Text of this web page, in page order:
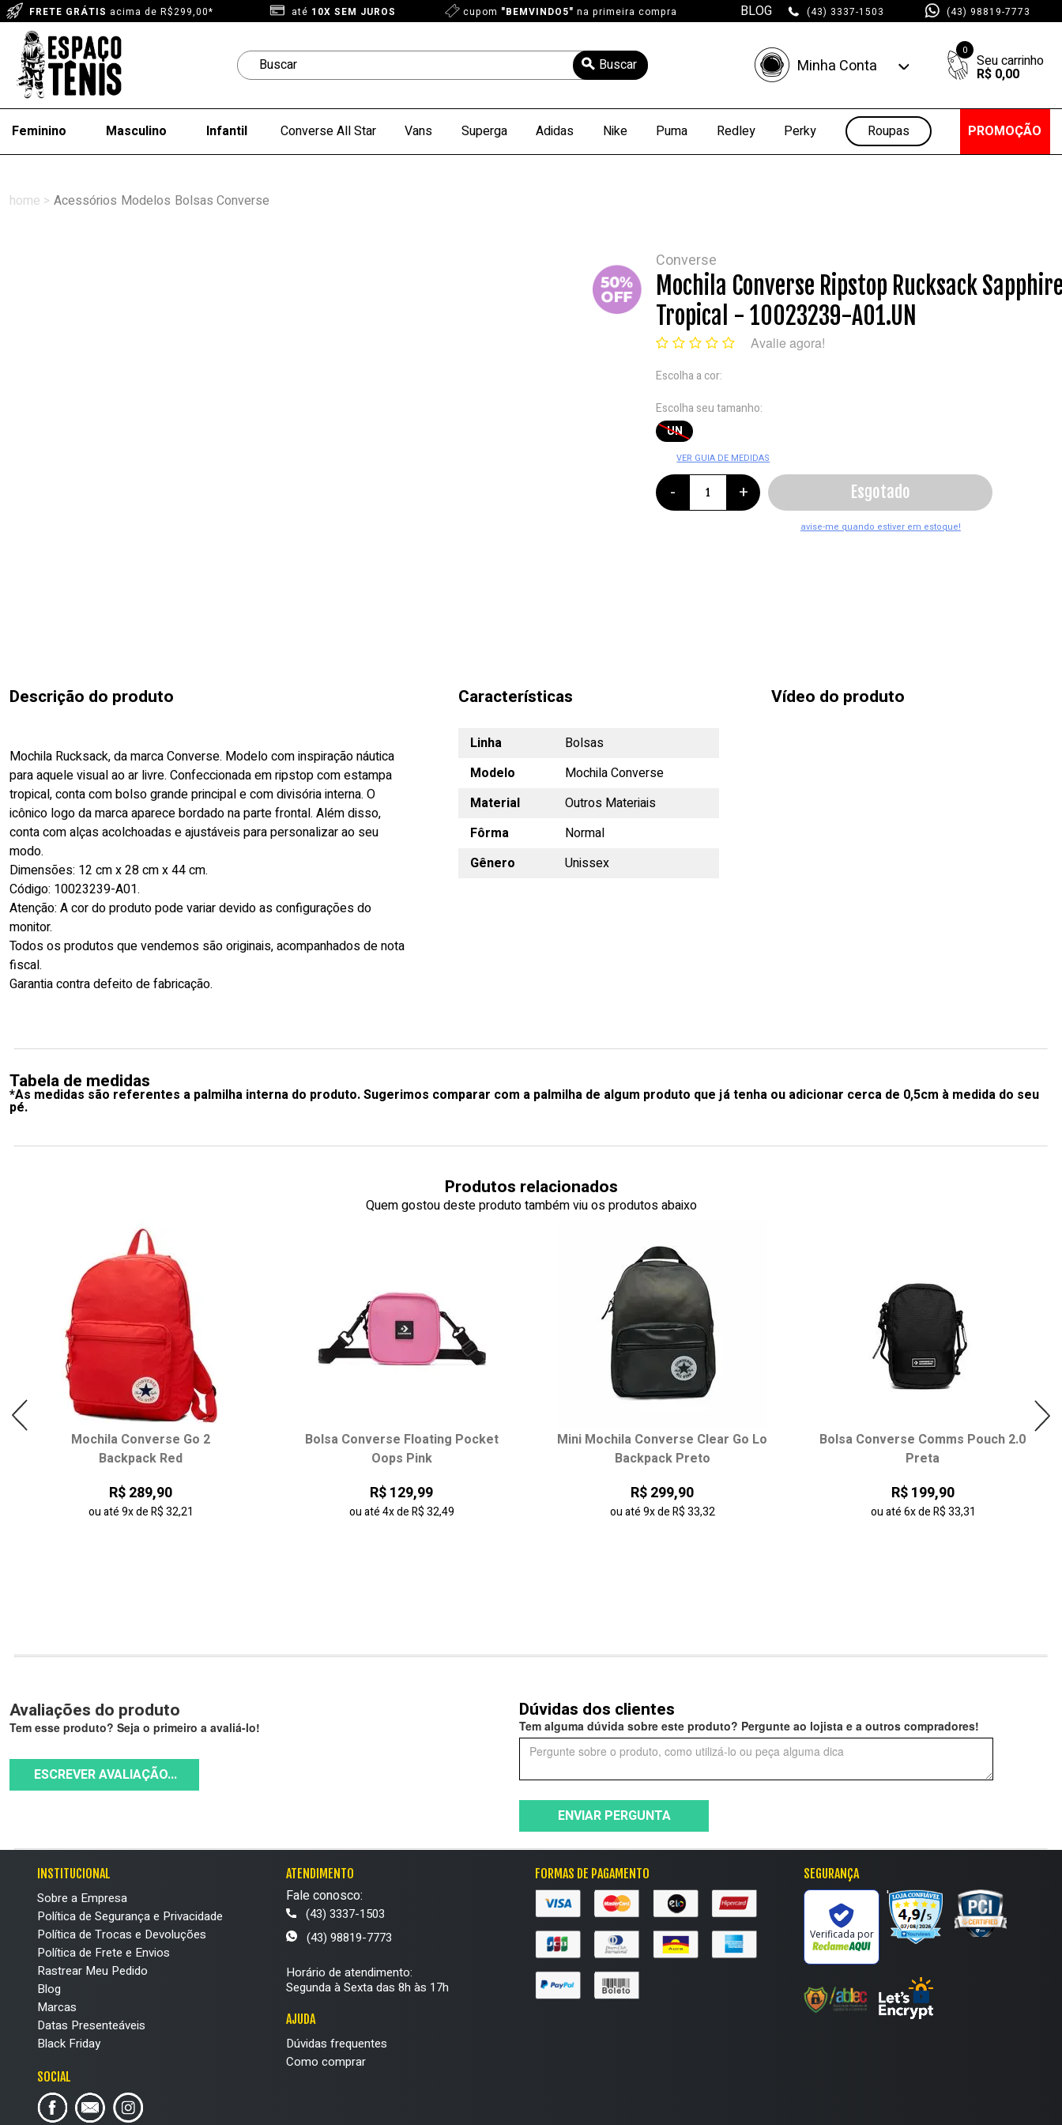
FRETE GRÁTIS acima de R$299,00* até 10X SEM JUROS cupom "BEMVINDO5" na primeira compra BLOG (43) 3337-1503 (43) 98819-7773
Minha Conta
Minhas Compras
0
R$ 0,00
Feminino Masculino Infantil Converse All Star Vans Superga Adidas Nike Puma Redley Perky Roupas PROMOÇÃO
Acessórios Modelos Bolsas Converse
Converse
Mochila Converse Ripstop Rucksack
Tropical - 10023239-A01.UN
Avalie agora!
Escolha a cor:
Escolha seu tamanho:
UN
VER GUIA DE MEDIDAS
- +
Descrição do produto
Mochila Rucksack, da marca Converse. Modelo com inspiração náutica
para aquele visual ao ar livre. Confeccionada em ripstop com estampa
tropical, conta com bolso grande principal e com divisória interna. O
icônico logo da marca aparece bordado na parte frontal. Além disso,
conta com alças acolchoadas e ajustáveis para personalizar ao seu
modo.
Dimensões: 12 cm x 28 cm x 44 cm.
Código: 10023239-A01.
Atenção: A cor do produto pode variar devido as configurações do
monitor.
Todos os produtos que vendemos são originais, acompanhados de nota
fiscal.
Garantia contra defeito de fabricação.
Características
Linha
Bolsas
Modelo
Mochila Converse
Material
Outros Materiais
Fôrma
Normal
Gênero
Unissex
Vídeo do produto
Tabela de medidas
*As medidas são referentes a palmilha interna do produto. Sugerimos comparar com a palmilha de algum produto que já tenha ou adicionar cerca de 0,5cm à medida do seu
pé.
Produtos relacionados
Quem gostou deste produto também viu os produtos abaixo
Mochila Converse Go 2
Backpack Red
R$ 289,90
ou até9xdeR$ 32,21
Bolsa Converse Floating Pocket
Oops Pink
R$ 129,99
ou até4xdeR$ 32,49
Mini Mochila Converse Clear Go Lo
Backpack Preto
R$ 299,90
ou até9xdeR$ 33,32
Bolsa Converse Comms Pouch 2.0
Preta
R$ 199,90
ou até6xdeR$ 33,31
Avaliações do produto
Tem esse produto? Seja o primeiro a avaliá-lo!
ESCREVER AVALIAÇÃO...
Dúvidas dos clientes
Tem alguma dúvida sobre este produto? Pergunte ao lojista e a outros compradores!
ENVIAR PERGUNTA
INSTITUCIONAL
Sobre a Empresa
Política de Segurança e Privacidade
Política de Trocas e Devoluções
Política de Frete e Envios
Rastrear Meu Pedido
Blog
Marcas
Datas Presenteáveis
Black Friday
SOCIAL
ATENDIMENTO
Fale conosco:
(43) 3337-1503
(43) 98819-7773
Horário de atendimento:
Segunda à Sexta das 8h às 17h
AJUDA
Dúvidas frequentes
Como comprar
FORMAS DE PAGAMENTO SEGURANÇA
Verificada por
'